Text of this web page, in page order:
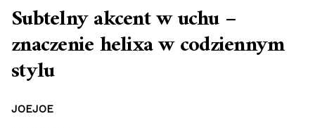
Subtelny akcent w uchu –
znaczenie helixa w codziennym
stylu
JOEJOE